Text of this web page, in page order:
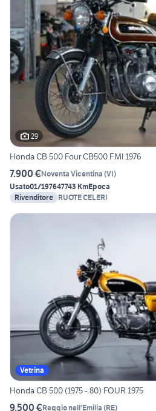
29
Honda CB 500 Four CB500 FMI 1976
7.900 €Noventa Vicentina (VI)
Usato01/197647743 KmEpoca
Rivenditore RUOTE CELERI
Vetrina
Honda CB 500 (1975 - 80) FOUR 1975
9.500 €Reggio nell'Emilia (RE)